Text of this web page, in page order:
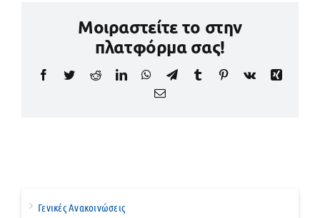
Μοιραστείτε το στην
πλατφόρμα σας!
Facebook
TwitterRedditLinkedInWhatsApp
TelegramTumblr Pinterest
Vk
Xing
Email
Γενικές Ανακοινώσεις